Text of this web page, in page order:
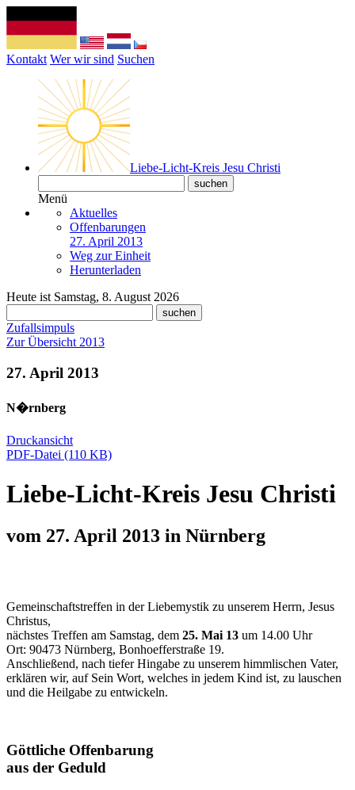
Kontakt Wer wir sind Suchen
Liebe-Licht-Kreis Jesu Christi
Menü
Aktuelles
Offenbarungen
27. April 2013
Weg zur Einheit
Herunterladen
Heute ist Samstag, 8. August 2026
Zufallsimpuls
Zur Übersicht 2013
27. April 2013
N�rnberg
Druckansicht
PDF-Datei (110 KB)
Liebe-Licht-Kreis Jesu Christi
vom 27. April 2013 in Nürnberg
Gemeinschaftstreffen in der Liebemystik zu unserem Herrn, Jesus
Christus,
nächstes Treffen am Samstag, dem 25. Mai 13 um 14.00 Uhr
Ort: 90473 Nürnberg, Bonhoefferstraße 19.
Anschließend, nach tiefer Hingabe zu unserem himmlischen Vater,
erklären wir, auf Sein Wort, welches in jedem Kind ist, zu lauschen
und die Heilgabe zu entwickeln.
Göttliche Offenbarung
aus der Geduld